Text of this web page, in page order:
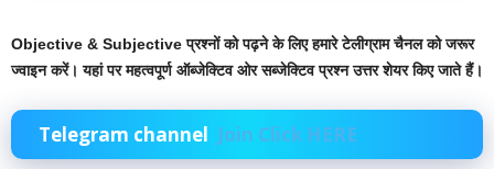
Objective & Subjective प्रश्नों को पढ़ने के लिए हमारे टेलीग्राम चैनल को जरूर
ज्वाइन करें। यहां पर महत्वपूर्ण ऑब्जेक्टिव ओर सब्जेक्टिव प्रश्न उत्तर शेयर किए जाते हैं।
Telegram channel Join Click HERE